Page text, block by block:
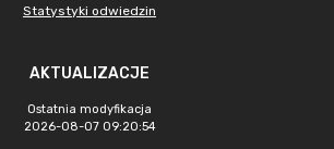
Statystyki odwiedzin
AKTUALIZACJE
Ostatnia modyfikacja
2026-08-07 09:20:54